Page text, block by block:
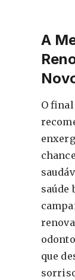
A
O
saúde
que